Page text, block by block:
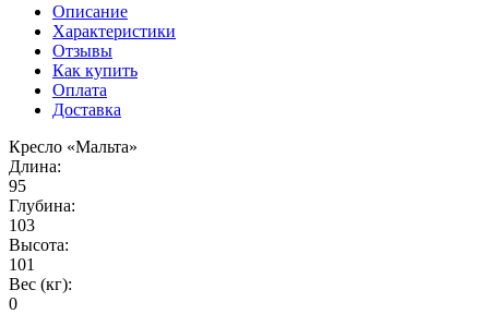
Описание
Характеристики
Отзывы
Как купить
Оплата
Доставка
Кресло «Мальта»
Длина:
95
Глубина:
103
Высота:
101
Вес (кг):
0